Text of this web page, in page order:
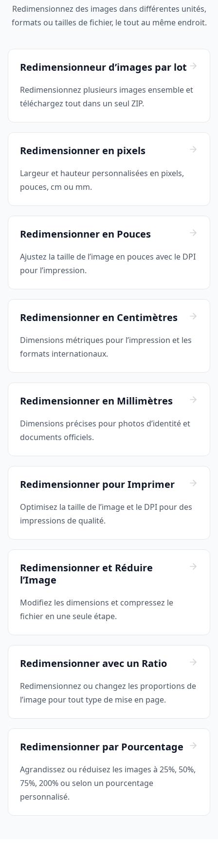
Redimensionnez des images dans différentes unités,
formats ou tailles de fichier, le tout au même endroit.
Redimensionneur d’images par lot
Redimensionnez plusieurs images ensemble et
téléchargez tout dans un seul ZIP.
Redimensionner en pixels
Largeur et hauteur personnalisées en pixels,
pouces, cm ou mm.
Redimensionner en Pouces
Ajustez la taille de l’image en pouces avec le DPI
pour l’impression.
Redimensionner en Centimètres
Dimensions métriques pour l’impression et les
formats internationaux.
Redimensionner en Millimètres
Dimensions précises pour photos d’identité et
documents officiels.
Redimensionner pour Imprimer
Optimisez la taille de l’image et le DPI pour des
impressions de qualité.
Redimensionner et Réduire
l’Image
Modifiez les dimensions et compressez le
fichier en une seule étape.
Redimensionner avec un Ratio
Redimensionnez ou changez les proportions de
l’image pour tout type de mise en page.
Redimensionner par Pourcentage
Agrandissez ou réduisez les images à 25%, 50%,
75%, 200% ou selon un pourcentage
personnalisé.